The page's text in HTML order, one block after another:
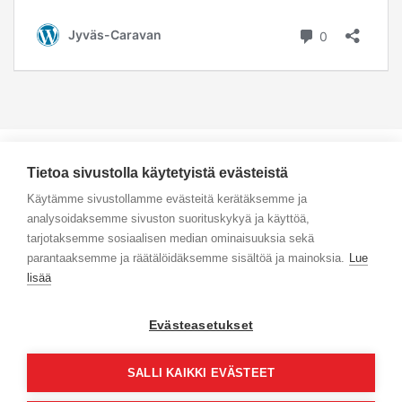
Yhteystiedot
Selaa tuotteita
Maksa turvallisesti
Tietoa sivustolla käytetyistä evästeistä
Käytämme sivustollamme evästeitä kerätäksemme ja
analysoidaksemme sivuston suorituskykyä ja käyttöä,
tarjotaksemme sosiaalisen median ominaisuuksia sekä
parantaaksemme ja räätälöidäksemme sisältöä ja mainoksia. Lue
lisää
Evästeasetukset
SALLI KAIKKI EVÄSTEET